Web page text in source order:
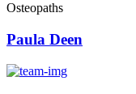
Osteopaths
Paula Deen